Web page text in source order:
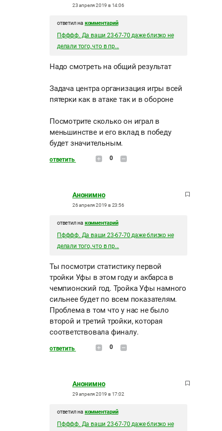
23 апреля 2019 в 14:06
ответил на комментарий
Пфффф. Да ваши 23-67-70 даже близко не
делали того, что в пр...
Надо смотреть на общий результат
Задача центра организация игры всей
пятерки как в атаке так и в обороне
Посмотрите сколько он играл в
меньшинстве и его вклад в победу
будет значительным.
ответить 0
Анонимно
26 апреля 2019 в 23:56
ответил на комментарий
Пфффф. Да ваши 23-67-70 даже близко не
делали того, что в пр...
Ты посмотри статистику первой
тройки Уфы в этом году и акбарса в
чемпионский год. Тройка Уфы намного
сильнее будет по всем показателям.
Проблема в том что у нас не было
второй и третий тройки, которая
соответствовала финалу.
ответить 0
Анонимно
29 апреля 2019 в 17:02
ответил на комментарий
Пфффф. Да ваши 23-67-70 даже близко не